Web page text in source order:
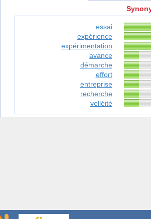
essai
expérience
expérimentation
avance
démarche
effort
entreprise
recherche
velléité